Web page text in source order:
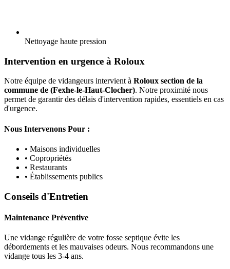
Nettoyage haute pression
Intervention en urgence à Roloux
Notre équipe de vidangeurs intervient à Roloux section de la
commune de (Fexhe-le-Haut-Clocher). Notre proximité nous
permet de garantir des délais d'intervention rapides, essentiels en cas
d'urgence.
Nous Intervenons Pour :
• Maisons individuelles
• Copropriétés
• Restaurants
• Établissements publics
Conseils d'Entretien
Maintenance Préventive
Une vidange régulière de votre fosse septique évite les
débordements et les mauvaises odeurs. Nous recommandons une
vidange tous les 3-4 ans.